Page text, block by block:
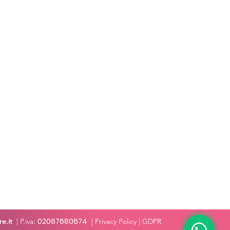
| P.iva: 02067680674 | Privacy Policy| GDPR